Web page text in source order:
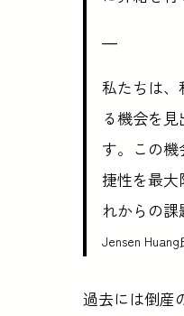
—
私たちは
る機会を
す。この
捷性を最
れからの課
Jensen
過去には倒産